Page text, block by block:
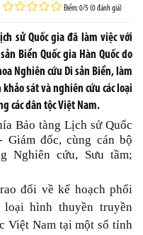
Điểm: 0/5 (0 đánh giá)
sử Quốc gia đã làm việc với
Biển Quốc gia Hàn Quốc do
Nghiên cứu Di sản Biển, làm
sát và nghiên cứu các loại
các dân tộc Việt Nam.
Bảo tàng Lịch sử Quốc
Giám đốc, cùng cán bộ
Nghiên cứu, Sưu tầm;
đổi về kế hoạch phối
hình thuyền truyền
Việt Nam tại một số tỉnh